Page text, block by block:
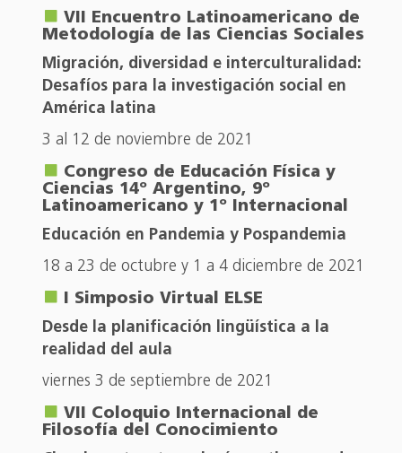
VII Encuentro Latinoamericano de
Metodología de las Ciencias Sociales
Migración, diversidad e interculturalidad:
Desafíos para la investigación social en
América latina
3 al 12 de noviembre de 2021
Congreso de Educación Física y
Ciencias 14º Argentino, 9º
Latinoamericano y 1º Internacional
Educación en Pandemia y Pospandemia
18 a 23 de octubre y 1 a 4 diciembre de 2021
I Simposio Virtual ELSE
Desde la planificación lingüística a la
realidad del aula
viernes 3 de septiembre de 2021
VII Coloquio Internacional de
Filosofía del Conocimiento